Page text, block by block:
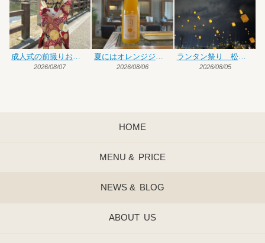
成人式の前撮りお手伝い
2026/08/07
夏にはオレンジジュース♡
2026/08/06
ランタン祭り 松前編
2026/08/05
HOME
MENU & PRICE
NEWS & BLOG
ABOUT US